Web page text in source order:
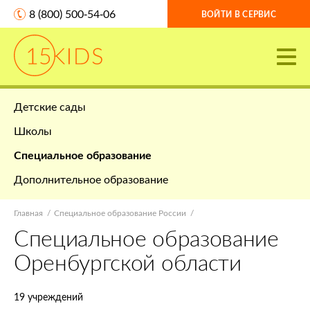
8 (800) 500-54-06 ВОЙТИ В СЕРВИС
Детские сады
Школы
Специальное образование
Дополнительное образование
Главная Специальное образование России
Специальное образование
Оренбургской области
19 учреждений